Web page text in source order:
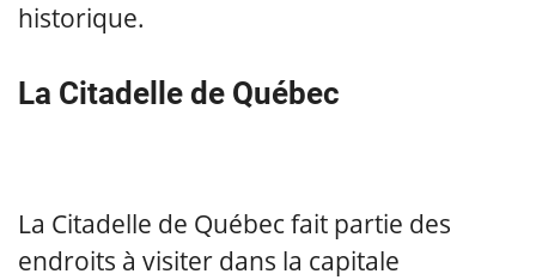
historique.
La Citadelle de Québec
La Citadelle de Québec fait partie des
endroits à visiter dans la capitale